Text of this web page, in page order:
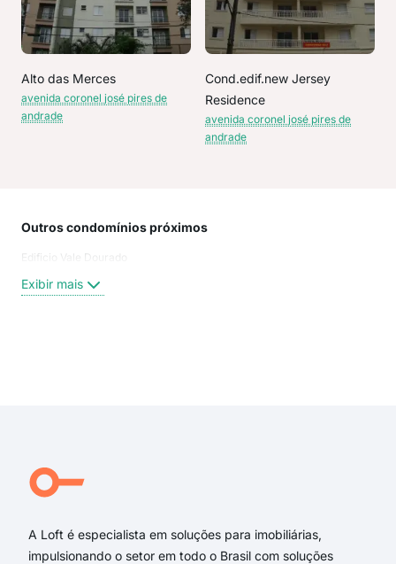
Alto das Merces
avenida coronel josé pires de
andrade
Cond.edif.new Jersey
Residence
avenida coronel josé pires de
andrade
Outros condomínios próximos
Edificio Vale Dourado
Exibir mais
A Loft é especialista em soluções para imobiliárias,
impulsionando o setor em todo o Brasil com soluções